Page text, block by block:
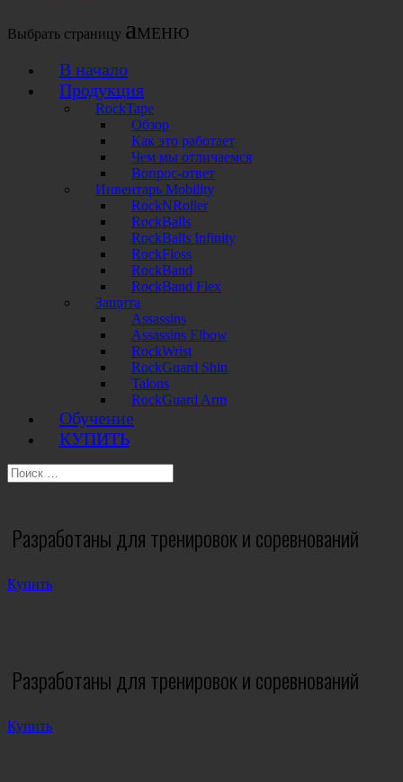
Выбрать страницу
В начало
Продукция
RockTape
Обзор
Как это работает
Чем мы отличаемся
Вопрос-ответ
Инвентарь Mobility
RockNRoller
RockBalls
RockBalls Infinity
RockFloss
RockBand
RockBand Flex
Защита
Assassins
Assassins Elbow
RockWrist
RockGuard Shin
Talons
RockGuard Arm
Обучение
КУПИТЬ
Разработаны для тренировок и соревнований
Купить
Разработаны для тренировок и соревнований
Купить